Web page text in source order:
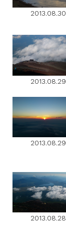
2013.08.30
2013.08.29
2013.08.29
2013.08.28